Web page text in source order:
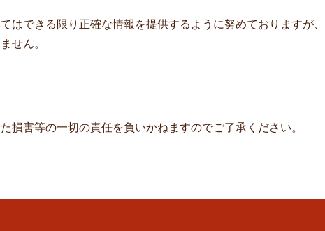
はできる限り正確な情報を提供するように努めておりますが、
せん。
損害等の一切の責任を負いかねますのでご了承ください。